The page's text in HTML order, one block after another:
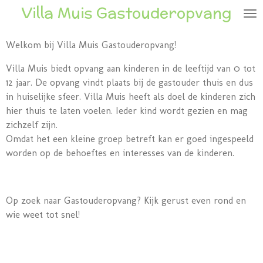
naar
hoofdinhoud
Villa Muis Gastouderopvang
Welkom bij Villa Muis Gastouderopvang!
Villa Muis biedt opvang aan kinderen in de leeftijd van 0 tot
12 jaar. De opvang vindt plaats bij de gastouder thuis en dus
in huiselijke sfeer. Villa Muis heeft als doel de kinderen zich
hier thuis te laten voelen. Ieder kind wordt gezien en mag
zichzelf zijn.
Omdat het een kleine groep betreft kan er goed ingespeeld
worden op de behoeftes en interesses van de kinderen.
Op zoek naar Gastouderopvang? Kijk gerust even rond en
wie weet tot snel!